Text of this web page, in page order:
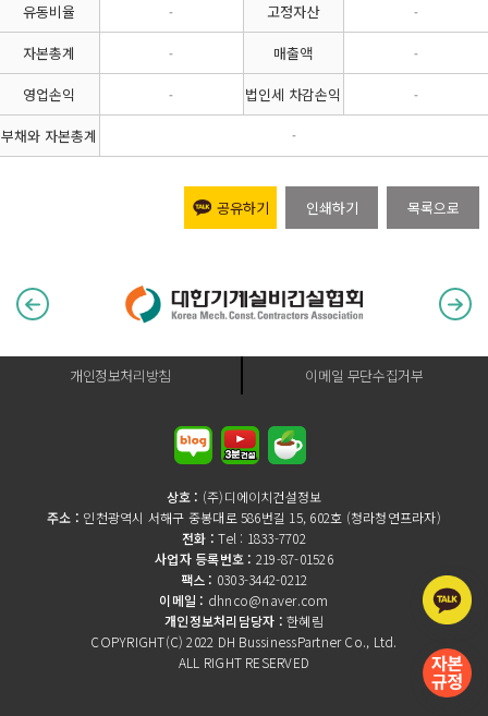
유동비율 - 고정자산 -
자본총계 - 매출액 -
영업손익 - 법인세 차감손익 -
부채와 자본총계 -
공유하기 인쇄하기 목록으로
개인정보처리방침 이메일 무단수집거부
상호 : (주)디에이치건설정보
주소 : 인천광역시 서해구 중봉대로 586번길 15, 602호 (청라청연프라자)
전화 :Tel : 1833-7702
사업자 등록번호 : 219-87-01526
팩스 : 0303-3442-0212
이메일 : dhnco@naver.com
개인정보처리담당자 :한혜림
COPYRIGHT(C) 2022 DH BussinessPartner Co., Ltd.
ALL RIGHT RESERVED